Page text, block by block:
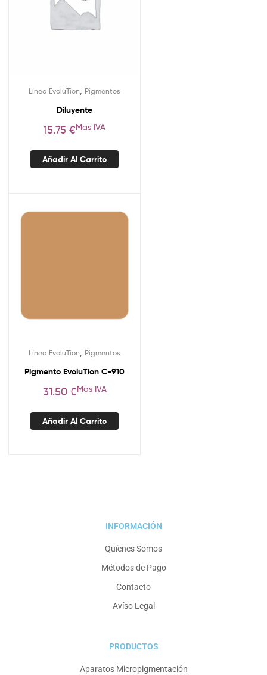
Línea EvoluTion Pigmentos
Diluyente
15.75 €Mas IVA
Añadir Al Carrito
Línea EvoluTion Pigmentos
Pigmento EvoluTion C-910
31.50 €Mas IVA
Añadir Al Carrito
INFORMACIÓN
Quíenes Somos
Métodos de Pago
Contacto
Avíso Legal
PRODUCTOS
Aparatos Micropigmentación